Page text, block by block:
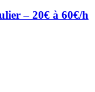
– 20€ à 60€/h